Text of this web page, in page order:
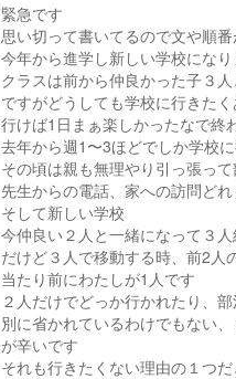
緊急です
思い切って書いてるので文や順
今年から進学し新しい学校になり
クラスは前から仲良かった子３
ですがどうしても学校に行きた
行けば1日まぁ楽しかったなで終
去年から週1〜3ほどでしか学校
その頃は親も無理やり引っ張っ
先生からの電話、家への訪問ど
そして新しい学校
今仲良い２人と一緒になって３
だけど３人で移動する時、前2人
当たり前にわたしが1人です
２人だけでどっか行かれたり、
別に省かれているわけでもない
が辛いです
それも行きたくない理由の１つ